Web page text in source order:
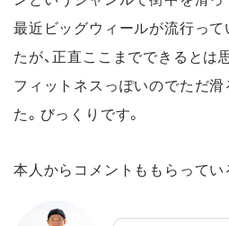
最近ビッグウィールが流行っ
たが、正直ここまでできるとは
フィットネスっぽいのでただ
た。びっくりです。
本人からコメントももらってい